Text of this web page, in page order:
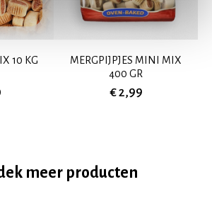
10 KG
MERGPIJPJES MINI MIX
400 GR
€ 2,99
meer producten